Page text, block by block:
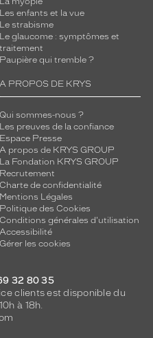
Les enfants et la vue
Le strabisme
Le glaucome : symptômes et
traitement
Paupière qui tremble ?
A PROPOS DE KRYS
Qui sommes-nous ?
Les preuves de la confiance
Espace Presse
A propos de KRYS GROUP
La Fondation KRYS GROUP
Recrutement
Charte de confidentialité
Mentions Légales
Politique des Cookies
Conditions générales d'utilisation
Accessibilité
Gérer les cookies
32 80 35
clients est disponible du
à 18h.